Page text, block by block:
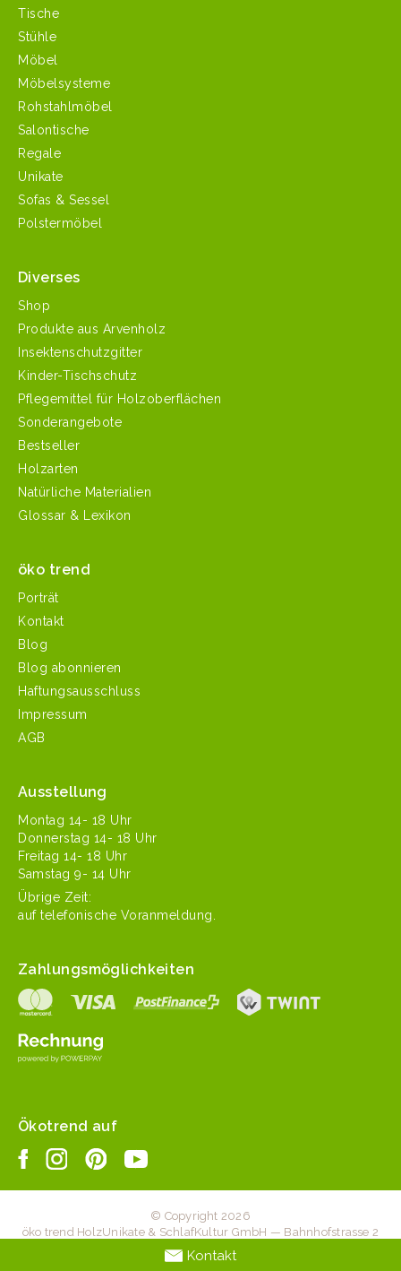
Tische
Stühle
Möbel
Möbelsysteme
Rohstahlmöbel
Salontische
Regale
Unikate
Sofas & Sessel
Polstermöbel
Diverses
Shop
Produkte aus Arvenholz
Insektenschutzgitter
Kinder-Tischschutz
Pflegemittel für Holzoberflächen
Sonderangebote
Bestseller
Holzarten
Natürliche Materialien
Glossar & Lexikon
öko trend
Porträt
Kontakt
Blog
Blog abonnieren
Haftungsausschluss
Impressum
AGB
Ausstellung
Mon­tag 14- 18 Uhr
Don­ner­stag 14- 18 Uhr
Fre­itag 14- 18 Uhr
Sam­stag 9- 14 Uhr
Übrige Zeit:
auf tele­fonis­che Voranmeldung.
Zahlungsmöglichkeiten
Ökotrend auf
© Copyright 2026
öko trend HolzUnikate & SchlafKultur GmbH — Bahnhofstrasse 2
— 6203 Sempach Station — +41 41 467 20 70 —
info@oekotrend.ch
Kontakt